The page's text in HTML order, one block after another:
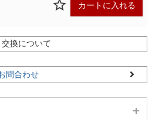
カートに入れる
換について
問合わせ